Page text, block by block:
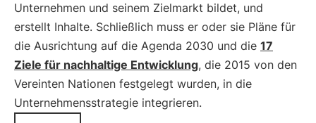
Unternehmen und seinem Zielmarkt bildet, und
erstellt Inhalte. Schließlich muss er oder sie Pläne für
die Ausrichtung auf die Agenda 2030 und die 17
Ziele für nachhaltige Entwicklung, die 2015 von den
Vereinten Nationen festgelegt wurden, in die
Unternehmensstrategie integrieren.